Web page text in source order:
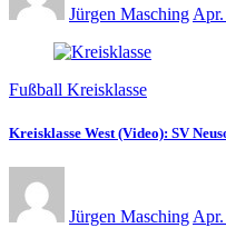
Jürgen Masching
Fußball Kreisklasse
Kreisklasse West (Video): SV
Jürgen Masching